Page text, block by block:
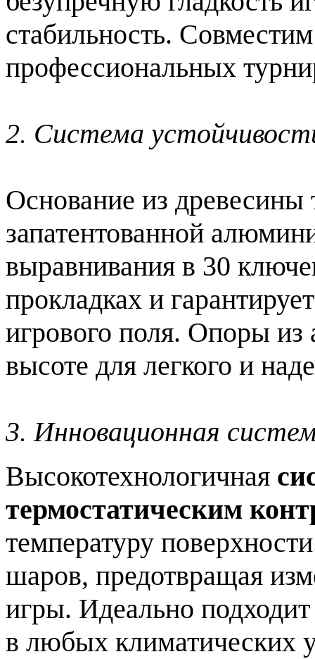
стабильность.
профессиональных
2. Система
Основание из
запатентованной
выравнивания в 30
прокладках и
игрового поля. Опоры из
высоте для легкого и
3. Инновационная
Высокотехнологичная
термостатическим
температуру
шаров, предотвращая
игры. Идеально
в любых климатических